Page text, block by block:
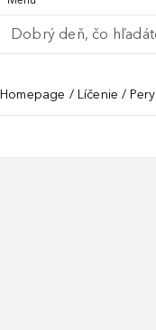
Choď späť
Vykonajte vyhľadávanie
Homepage Líčenie Pery